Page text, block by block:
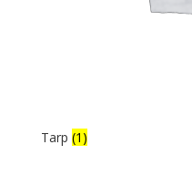
Tarp (1)